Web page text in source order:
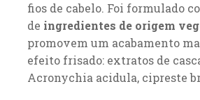
fios de cabelo. Foi formulado
de ingredientes de origem
promovem um acabamento
efeito frisado: extratos de
Acronychia acidula, cipreste